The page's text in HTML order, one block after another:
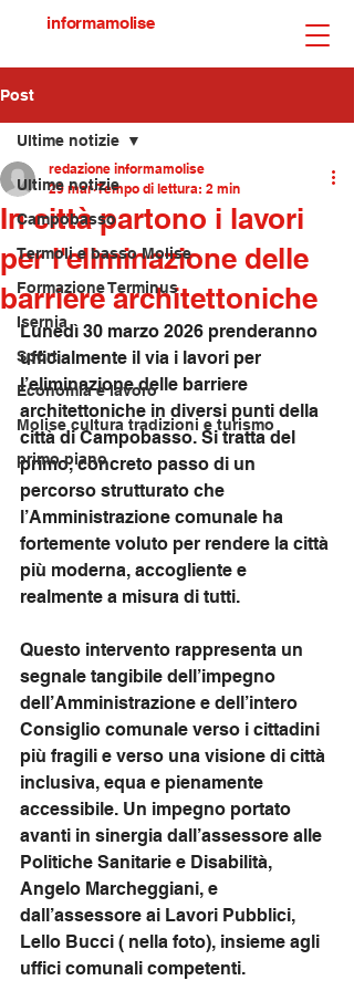
informamolise
Post
Ultime notizie
Campobasso
Termoli e basso Molise
Formazione Terminus
Isernia
Sport
Economia e lavoro
Molise cultura tradizioni e turismo
primo piano
Ultime notizie
In città partono i lavori
per l'eliminazione delle
barriere architettoniche
redazione informamolise
29 mar Tempo di lettura: 2 min
Lunedì 30 marzo 2026 prenderanno
ufficialmente il via i lavori per
l’eliminazione delle barriere
architettoniche in diversi punti della
città di Campobasso. Si tratta del
primo, concreto passo di un
percorso strutturato che
l’Amministrazione comunale ha
fortemente voluto per rendere la città
più moderna, accogliente e
realmente a misura di tutti.
Questo intervento rappresenta un
segnale tangibile dell’impegno
dell’Amministrazione e dell’intero
Consiglio comunale verso i cittadini
più fragili e verso una visione di città
inclusiva, equa e pienamente
accessibile. Un impegno portato
avanti in sinergia dall’assessore alle
Politiche Sanitarie e Disabilità,
Angelo Marcheggiani, e
dall’assessore ai Lavori Pubblici,
Lello Bucci ( nella foto), insieme agli
uffici comunali competenti.